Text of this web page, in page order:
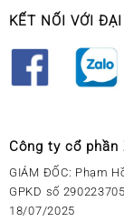
KẾT NỐI VỚI
Công ty cổ phần
GIÁM ĐỐC: Phạm
GPKD số
18/07/2025